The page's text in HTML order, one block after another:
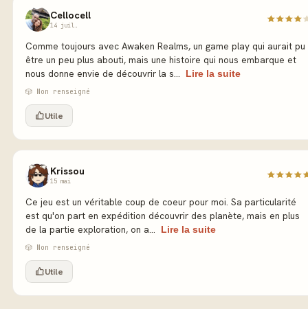
Cellocell
14 juil.
Comme toujours avec Awaken Realms, un game play qui aurait pu
être un peu plus abouti, mais une histoire qui nous embarque et
nous donne envie de découvrir la s...
Lire la suite
🎲 Non renseigné
Utile
Krissou
15 mai
Ce jeu est un véritable coup de coeur pour moi. Sa particularité
est qu'on part en expédition découvrir des planète, mais en plus
de la partie exploration, on a...
Lire la suite
🎲 Non renseigné
Utile